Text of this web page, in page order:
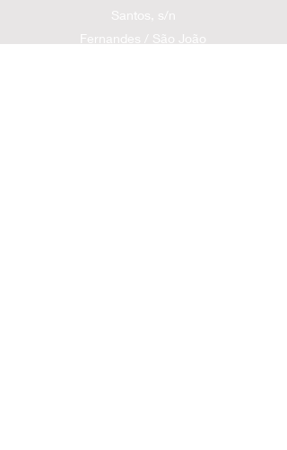
Santos, s/n
Fernandes / São João